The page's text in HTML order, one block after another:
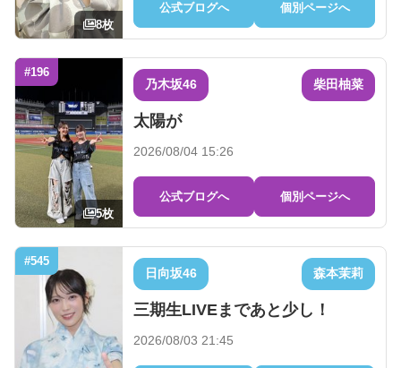
8枚
公式ブログへ 個別ページへ
#196
5枚
乃木坂46 柴田柚菜
太陽が
2026/08/04 15:26
公式ブログへ 個別ページへ
#545
日向坂46 森本茉莉
三期生LIVEまであと少し！
2026/08/03 21:45